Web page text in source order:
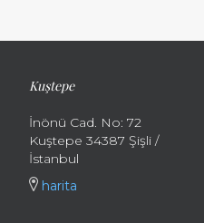
Kuştepe
İnönü Cad. No: 72
Kuştepe 34387 Şişli /
İstanbul
harita